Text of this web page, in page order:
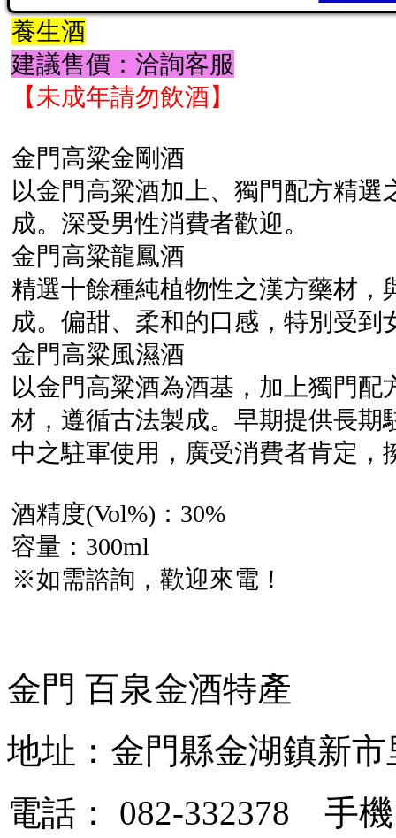
養生酒
建議售價：洽詢客服
【未成年請勿飲酒】
金門高粱金剛酒
以金門高粱酒加上、獨門配方精選
成。深受男性消費者歡迎。
金門高粱龍鳳酒
精選十餘種純植物性之漢方藥材，
成。偏甜、柔和的口感，特別受
金門高粱風濕酒
以金門高粱酒為酒基，加上獨門配
材，遵循古法製成。早期提供長期
中之駐軍使用，廣受消費者肯定，
酒精度(Vol%)：30%
容量：300ml
※如需諮詢，歡迎來電！
金門 百泉金酒特產
地址：金門縣金湖鎮新
電話： 082-332378 手